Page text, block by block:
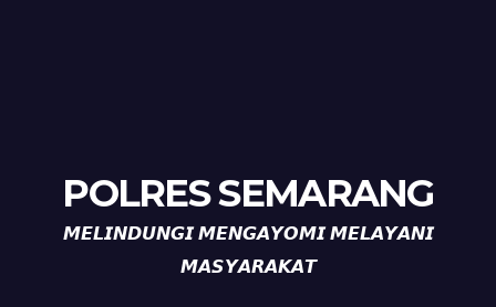
POLRES SEMARANG
𝙈𝙀𝙇𝙄𝙉𝘿𝙐𝙉𝙂𝙄 𝙈𝙀𝙉𝙂𝘼𝙔𝙊𝙈𝙄 𝙈𝙀𝙇𝘼𝙔𝘼𝙉𝙄
𝙈𝘼𝙎𝙔𝘼𝙍𝘼𝙆𝘼𝙏